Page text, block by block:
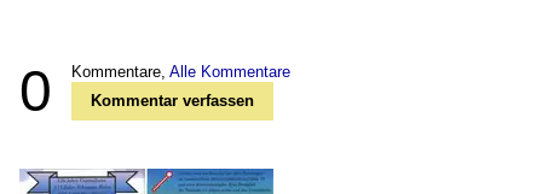
0 Kommentare, Alle Kommentare
Kommentar verfassen